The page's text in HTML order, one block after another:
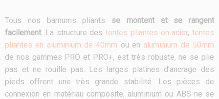
Tous nos barnums pliants se montent et se rangent
facilement. La structure des tentes pliantes en acier, tentes
pliantes en aluminium de 40mm ou en aluminium de 50mm
de nos gammes PRO et PRO+, est très robuste, ne se plie
pas et ne rouille pas. Les larges platines d'ancrage des
pieds offrent une très grande stabilité. Les pièces de
connexion en matériau composite, aluminium ou ABS ne se